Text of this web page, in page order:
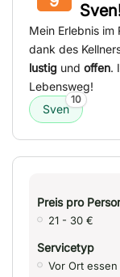
Mein Erlebnis
dank des
lustig und offen.
Lebensweg!
Sven
10
Preis pro
21 - 30 €
Servicetyp
Vor Ort essen